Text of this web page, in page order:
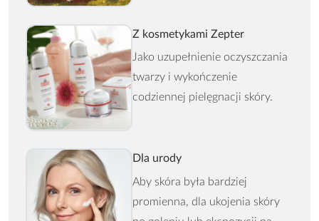
Z kosmetykami Zepter
Jako uzupełnienie oczyszczania
twarzy i wykończenie
codziennej pielęgnacji skóry.
Dla urody
Aby skóra była bardziej
promienna, dla ukojenia skóry